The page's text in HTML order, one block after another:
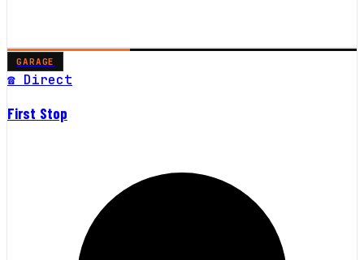
GARAGE
☎ Direct
First Stop